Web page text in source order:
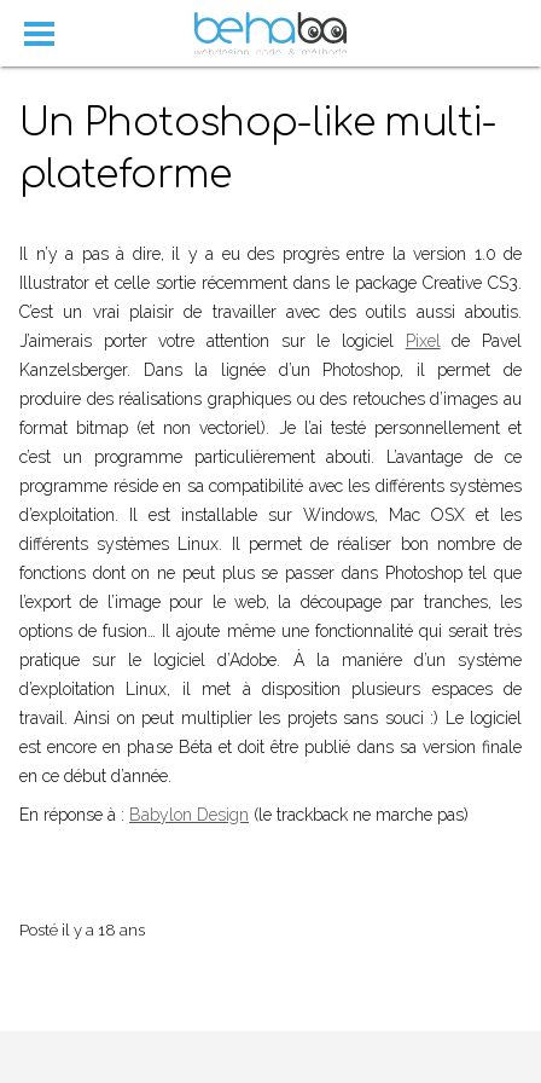
Un Photoshop-like multi-
plateforme
Il n’y a pas à dire, il y a eu des progrès entre la version 1.0 de
Illustrator et celle sortie récemment dans le package Creative CS3.
C’est un vrai plaisir de travailler avec des outils aussi aboutis.
J’aimerais porter votre attention sur le logiciel
Pixel
de Pavel
Kanzelsberger. Dans la lignée d’un Photoshop, il permet de
produire des réalisations graphiques ou des retouches d’images au
format bitmap (et non vectoriel). Je l’ai testé personnellement et
c’est un programme particulièrement abouti. L’avantage de ce
programme réside en sa compatibilité avec les différents systèmes
d’exploitation. Il est installable sur Windows, Mac OSX et les
différents systèmes Linux. Il permet de réaliser bon nombre de
fonctions dont on ne peut plus se passer dans Photoshop tel que
l’export de l’image pour le web, la découpage par tranches, les
options de fusion… Il ajoute même une fonctionnalité qui serait très
pratique sur le logiciel d’Adobe. À la manière d’un système
d’exploitation Linux, il met à disposition plusieurs espaces de
travail. Ainsi on peut multiplier les projets sans souci :) Le logiciel
est encore en phase Béta et doit être publié dans sa version finale
en ce début d’année.
En réponse à : Babylon Design (le trackback ne marche pas)
Posté il y a 18 anspar
Olivier